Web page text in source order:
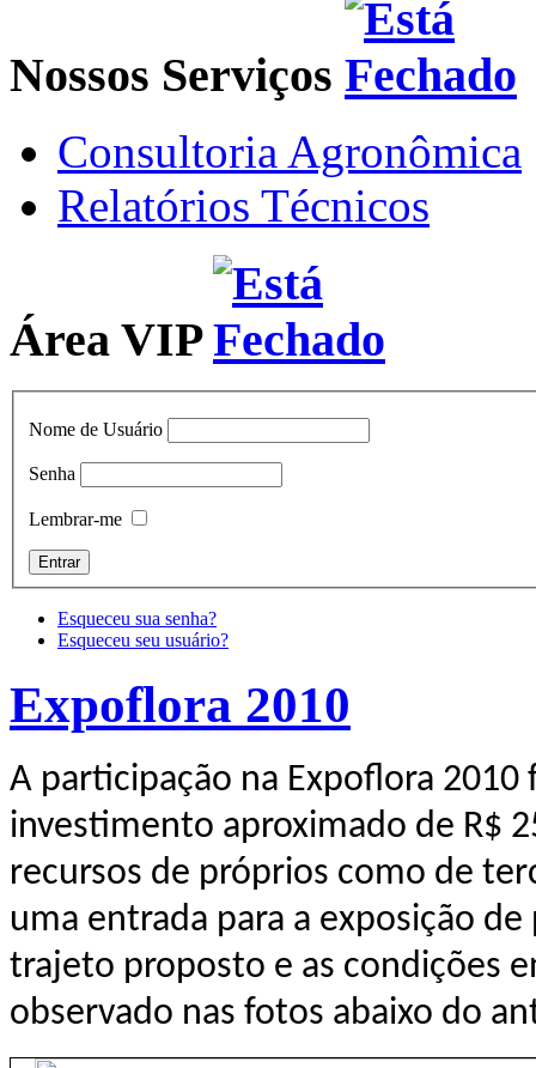
Nossos Serviços
Consultoria Agronômica
Relatórios Técnicos
Área VIP
Nome de Usuário
Senha
Lembrar-me
Esqueceu sua senha?
Esqueceu seu usuário?
Expoflora 2010
A participação na Expoflora
investimento aproximado de R$
recursos de próprios como de
uma entrada para a exposição
trajeto proposto e as condições
observado nas fotos abaixo do